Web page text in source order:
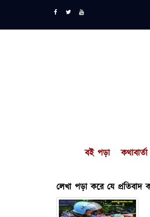
বই পড়া কথাবার্তা
লেখা পড়া করে যে প্রতিবাদ